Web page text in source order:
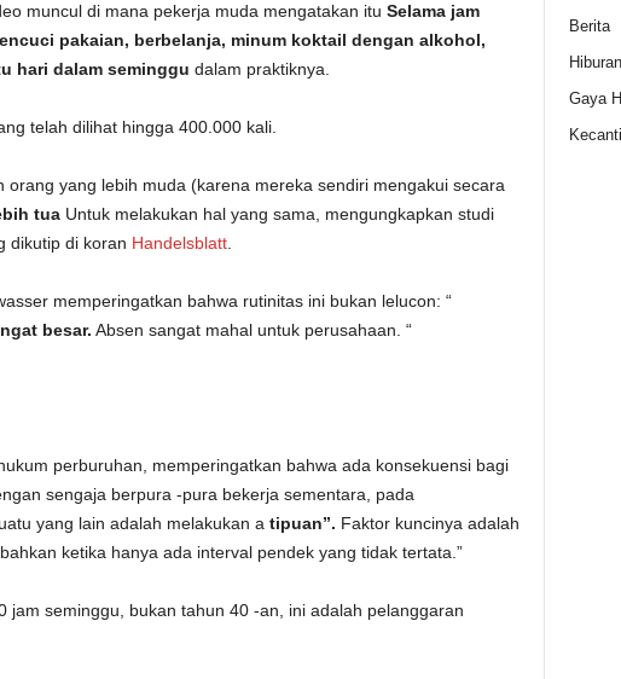
muncul di mana pekerja muda mengatakan itu Selama jam
pakaian, berbelanja, minum koktail dengan alkohol,
hari dalam seminggu dalam praktiknya.
telah dilihat hingga 400.000 kali.
orang yang lebih muda (karena mereka sendiri mengakui secara
tuaUntuk melakukan hal yang sama, mengungkapkan studi
dikutip di koran Handelsblatt.
memperingatkan bahwa rutinitas ini bukan lelucon: “
besar. Absen sangat mahal untuk perusahaan. “
perburuhan, memperingatkan bahwa ada konsekuensi bagi
sengaja berpura -pura bekerja sementara, pada
yang lain adalah melakukan a tipuan”. Faktor kuncinya adalah
ketika hanya ada interval pendek yang tidak tertata.”
jam seminggu, bukan tahun 40 -an, ini adalah pelanggaran
Berita
Hiburan
Gaya